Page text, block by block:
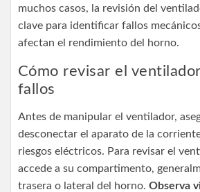
muchos casos, la revisión del
clave para identificar fallos
afectan el rendimiento del horno.
Cómo revisar el
fallos
Antes de manipular el ventilador,
desconectar el aparato de la
riesgos eléctricos. Para revisar el
accede a su compartimento,
trasera o lateral del horno. Observa